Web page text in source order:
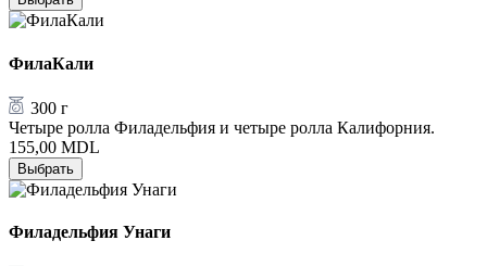
ФилаКали
300 г
Четыре ролла Филадельфия и четыре ролла Калифорния.
155,00 MDL
Выбрать
Филадельфия Унаги